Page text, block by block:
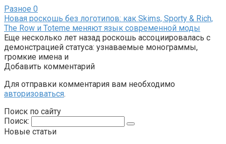
Разное 0
Новая роскошь без логотипов: как Skims, Sporty & Rich,
The Row и Toteme меняют язык современной моды
Еще несколько лет назад роскошь ассоциировалась с
демонстрацией статуса: узнаваемые монограммы,
громкие имена и
Добавить комментарий
Для отправки комментария вам необходимо
авторизоваться.
Поиск по сайту
Поиск:
Новые статьи